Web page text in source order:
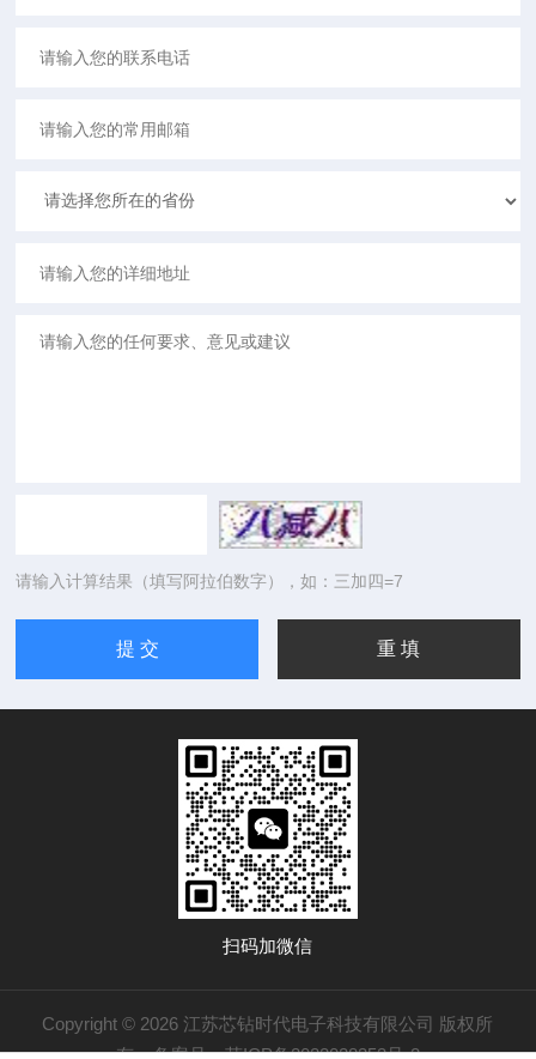
请输入计算结果（填写阿拉伯数字），如：三加四=7
扫码加微信
Copyright © 2026 江苏芯钻时代电子科技有限公司 版权所
有备案号：苏ICP备2022028353号-2